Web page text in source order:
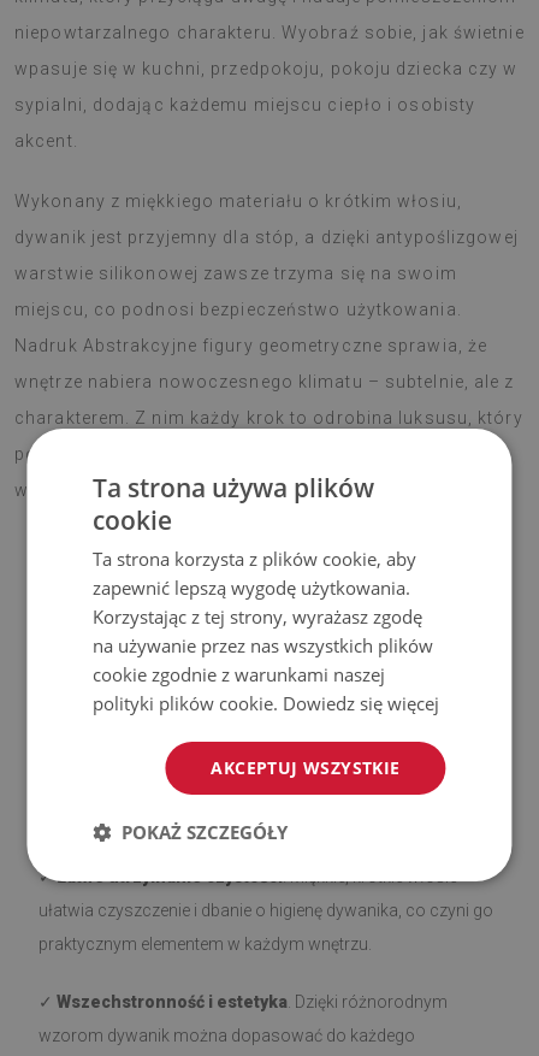
niepowtarzalnego charakteru. Wyobraź sobie, jak świetnie
wpasuje się w kuchni, przedpokoju, pokoju dziecka czy w
sypialni, dodając każdemu miejscu ciepło i osobisty
akcent.
Wykonany z miękkiego materiału o krótkim włosiu,
dywanik jest przyjemny dla stóp, a dzięki antypoślizgowej
warstwie silikonowej zawsze trzyma się na swoim
miejscu, co podnosi bezpieczeństwo użytkowania.
Nadruk Abstrakcyjne figury geometryczne sprawia, że
wnętrze nabiera nowoczesnego klimatu – subtelnie, ale z
charakterem. Z nim każdy krok to odrobina luksusu, który
poprawia nastrój na co dzień. Gotowy dodać swojemu
wnętrzu stylowy akcent?
Zalety naszych dywaników
Antypoślizgowy spód. Nasze dywaniki z warstwą
antypoślizgową są bezpieczne i stabilne na różnego rodzaju
podłożach, takich jak drewno czy płytki. Spodnią stronę
pokryto silikonem, aby zapobiec przesuwaniu się, co
zwiększa komfort użytkowania. Przed rozłożeniem upewnij
się, że powierzchnia jest gładka, czysta i sucha.
✓Łatwe utrzymanie czystości
ułatwia czyszczenie i dbanie o higienę dywanika, co czyni go
praktycznym elementem w każdym wnętrzu.
✓ Wszechstronność i estetyka . Dzięki różnorodnym
wzorom dywanik można dopasować do każdego
Ta strona używa plików
cookie
Ta strona korzysta z plików cookie, aby
zapewnić lepszą wygodę użytkowania.
Korzystając z tej strony, wyrażasz zgodę
na używanie przez nas wszystkich plików
cookie zgodnie z warunkami naszej
polityki plików cookie. Dowiedz się więcej
AKCEPTUJ WSZYSTKIE
POKAŻ SZCZEGÓŁY